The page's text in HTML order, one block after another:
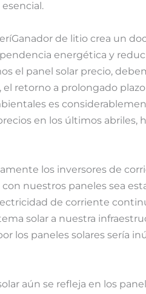
de litio crea un
energética y
el panel solar precio,
retorno a prolongado
es
en los últimos abriles,
los inversores de
nuestros paneles sea
de corriente
solar a nuestra
los paneles solares sería
aún se refleja en los